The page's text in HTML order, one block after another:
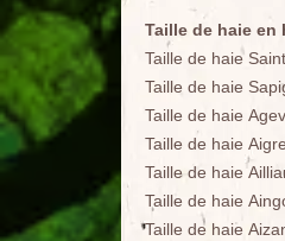
Taille de haie en
Taille de haie
Taille de haie
Taille de haie
Taille de haie
Taille de haie
Taille de haie
Taille de haie